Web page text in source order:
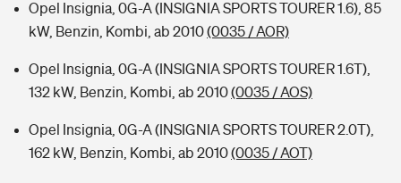
Opel Insignia, 0G-A (INSIGNIA SPORTS TOURER 1.6), 85
kW, Benzin, Kombi, ab 2010(0035 / AOR)
Opel Insignia, 0G-A (INSIGNIA SPORTS TOURER 1.6T),
132 kW, Benzin, Kombi, ab 2010(0035 / AOS)
Opel Insignia, 0G-A (INSIGNIA SPORTS TOURER 2.0T),
162 kW, Benzin, Kombi, ab 2010(0035 / AOT)